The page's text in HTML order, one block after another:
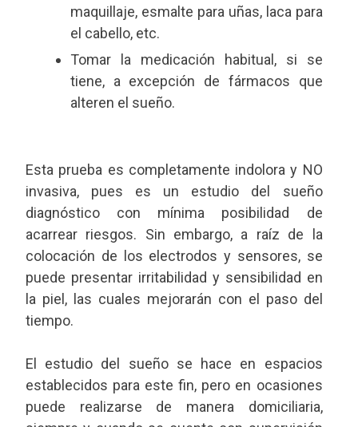
maquillaje, esmalte para uñas, laca para
el cabello, etc.
Tomar la medicación habitual, si se
tiene, a excepción de fármacos que
alteren el sueño.
Esta prueba es completamente indolora y NO
invasiva, pues es un estudio del sueño
diagnóstico con mínima posibilidad de
acarrear riesgos. Sin embargo, a raíz de la
colocación de los electrodos y sensores, se
puede presentar irritabilidad y sensibilidad en
la piel, las cuales mejorarán con el paso del
tiempo.
El estudio del sueño se hace en espacios
establecidos para este fin, pero en ocasiones
puede realizarse de manera domiciliaria,